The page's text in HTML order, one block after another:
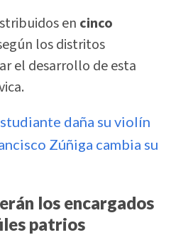
en cinco
los distritos
el desarrollo de esta
daña su violín
Zúñiga cambia su
los encargados
patrios